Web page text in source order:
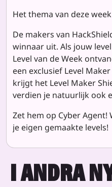
Het thema van deze
De makers van
winnaar uit. Als jouw
Level van de Week
een exclusief Level
krijgt het Level Maker
verdien je natuurlijk ook
Zet hem op Cyber
je eigen gemaakte levels!
I ANDRA